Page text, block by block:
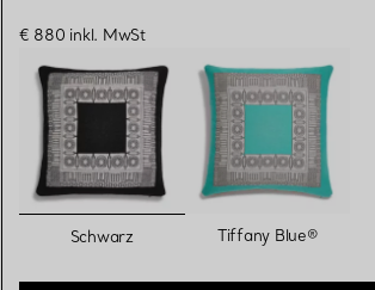
€ 880 inkl. MwSt
Schwarz Tiffany Blue®